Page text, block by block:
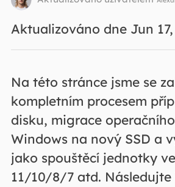
Aktualizováno dne Jun
Na této stránce jsme se
kompletním procesem
disku, migrace
Windows na nový SSD a
jako spouštěcí jednotky
11/10/8/7 atd. Následujte